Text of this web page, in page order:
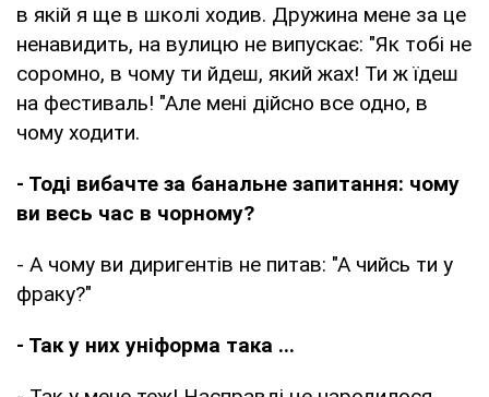
в якій я ще в школі ходив. Дружина мене за це
ненавидить, на вулицю не випускає: "Як тобі не
соромно, в чому ти йдеш, який жах! Ти ж їдеш
на фестиваль! "Але мені дійсно все одно, в
чому ходити.
- Тоді вибачте за банальне запитання: чому
ви весь час в чорному?
- А чому ви диригентів не питав: "А чийсь ти у
фраку?"
- Так у них уніформа така ...